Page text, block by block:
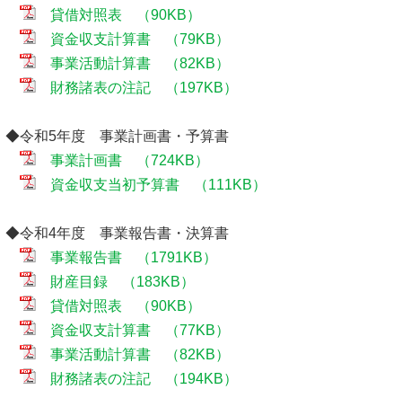
貸借対照表 （90KB）
資金収支計算書 （79KB）
事業活動計算書 （82KB）
財務諸表の注記 （197KB）
◆令和5年度 事業計画書・予算書
事業計画書 （724KB）
資金収支当初予算書 （111KB）
◆令和4年度 事業報告書・決算書
事業報告書 （1791KB）
財産目録 （183KB）
貸借対照表 （90KB）
資金収支計算書 （77KB）
事業活動計算書 （82KB）
財務諸表の注記 （194KB）